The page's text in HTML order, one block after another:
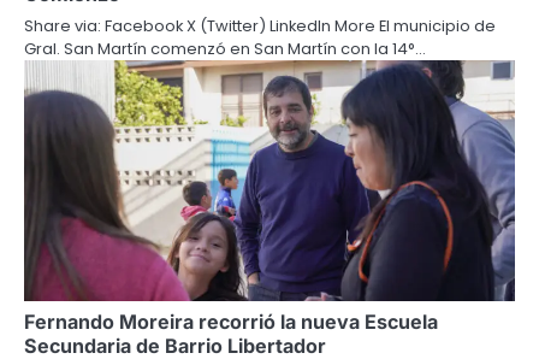
Share via: Facebook X (Twitter) LinkedIn More El municipio de
Gral. San Martín comenzó en San Martín con la 14°…
Fernando Moreira recorrió la nueva Escuela
Secundaria de Barrio Libertador